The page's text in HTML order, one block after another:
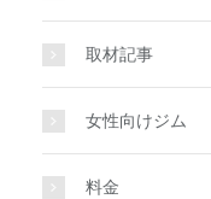
取材記事
女性向けジム
料金